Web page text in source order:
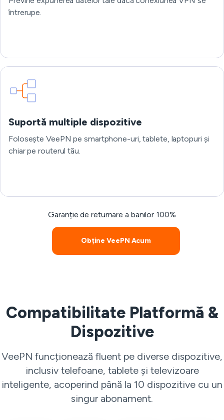
întrerupe.
Suportă multiple dispozitive
Folosește VeePN pe smartphone-uri, tablete, laptopuri și
chiar pe routerul tău.
Garanție de returnare a banilor 100%
Obține VeePN Acum
Compatibilitate Platformă &
Dispozitive
VeePN funcționează fluent pe diverse dispozitive,
inclusiv telefoane, tablete și televizoare
inteligente, acoperind până la 10 dispozitive cu un
singur abonament.